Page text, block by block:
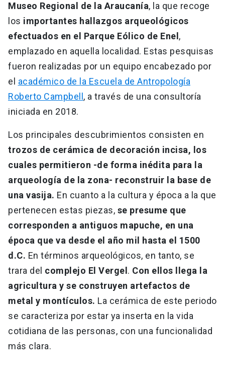
Museo Regional de la Araucanía, la que recoge
los importantes hallazgos arqueológicos
efectuados en el Parque Eólico de Enel ,
emplazado en aquella localidad. Estas pesquisas
fueron realizadas por un equipo encabezado por
el académico de la Escuela de Antropología
Roberto Campbell , a través de una consultoría
iniciada en 2018.
Los principales descubrimientos consisten en
trozos de cerámica de decoración incisa, los
cuales permitieron -de forma inédita para la
arqueología de la zona- reconstruir la base de
una vasija. En cuanto a la cultura y época a la que
pertenecen estas piezas, se presume que
corresponden a antiguos mapuche, en una
época que va desde el año mil hasta el 1500
d.C. En términos arqueológicos, en tanto, se
trara del complejo El Vergel . Con ellos llega la
agricultura y se construyen artefactos de
metal y montículos. La cerámica de este periodo
se caracteriza por estar ya inserta en la vida
cotidiana de las personas, con una funcionalidad
más clara.